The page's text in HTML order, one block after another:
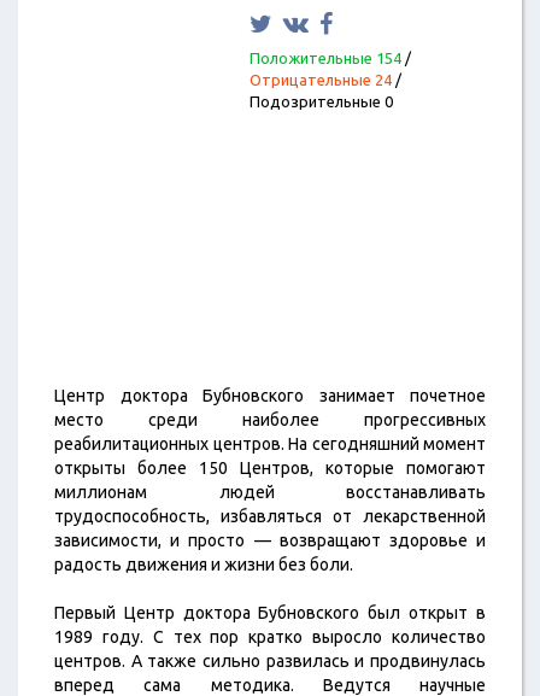
Положительные 154/
Отрицательные 24/
Подозрительные 0
Центр доктора Бубновского занимает почетное
место среди наиболее прогрессивных
реабилитационных центров. На сегодняшний момент
открыты более 150 Центров, которые помогают
миллионам людей восстанавливать
трудоспособность, избавляться от лекарственной
зависимости, и просто — возвращают здоровье и
радость движения и жизни без боли.
Первый Центр доктора Бубновского был открыт в
1989 году. С тех пор кратко выросло количество
центров. А также сильно развилась и продвинулась
вперед сама методика. Ведутся научные